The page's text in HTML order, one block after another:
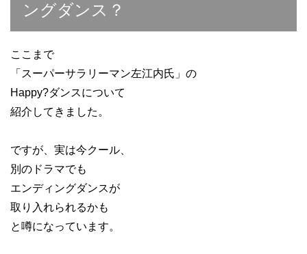
ングダンス？
ここまで
「スーパーサラリーマン左江内氏」の
Happy?ダンスについて
紹介してきました。
ですが、実は今クール、
別のドラマでも
エンディングダンスが
取り入れられるかも
と噂になっています。